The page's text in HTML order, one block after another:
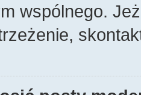
wspólnego.